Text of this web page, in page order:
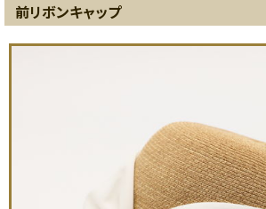
前リボンキャップ